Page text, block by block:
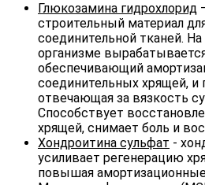
Глюкозамина гидрохлорид
строительный материал
соединительной тканей.
организме
обеспечивающий
соединительных хрящей, и
отвечающая за вязкость
Способствует
хрящей, снимает боль и
Хондроитина сульфат -
усиливает регенерацию
повышая